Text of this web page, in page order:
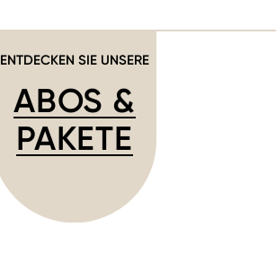
ENTDECKEN SIE UNSERE
ABOS &
PAKETE